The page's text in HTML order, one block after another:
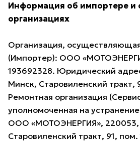
Информация об импортере и
организациях
Организация,
(Импортер): ООО
193692328. Юридический
Минск, Старовиленский тракт,
Ремонтная организация
уполномоченная на
ООО «МОТОЭНЕРГИЯ», 220053,
Старовиленский тракт, 91, пом.